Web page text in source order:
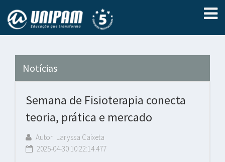
Notícias
Semana de Fisioterapia conecta
teoria, prática e mercado
Autor: Laryssa Caixeta
2025-04-30 10:22:14.477